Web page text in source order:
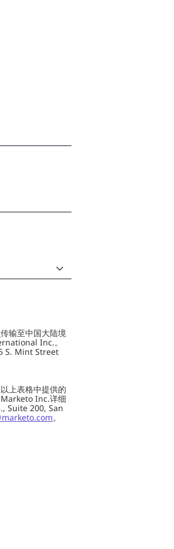
传输至中国大陆境
Inc.。
S. Mint Street
上表格中提供的
Inc.详细
Suite 200, San
。